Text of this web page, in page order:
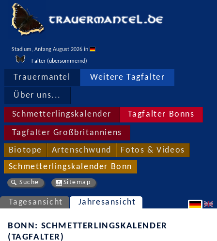
Stadium, Anfang August 2026 in
Falter (übersommernd)
Trauermantel Weitere Tagfalter
Über uns...
Schmetterlingskalender Tagfalter Bonns
Tagfalter Großbritanniens
Biotope Artenschwund Fotos & Videos
Schmetterlingskalender Bonn
Suche Sitemap
Tagesansicht Jahresansicht
BONN: SCHMETTERLINGSKALENDER
(TAGFALTER)